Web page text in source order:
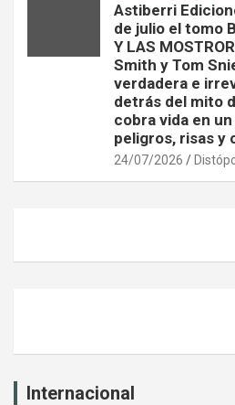
Astiberri
de julio el tomo
Y LAS
Smith y Tom
verdadera e
detrás del mito
cobra vida en
peligros, risas y
24/07/2026
Internacional